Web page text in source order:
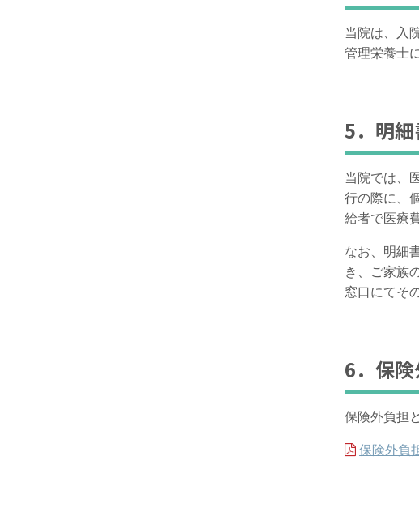
当院は、入
管理栄養士
5．明
当院では、
行の際に、
給者で医療
なお、明細
き、ご家族
窓口にてそ
6．保
保険外負担
保険外負